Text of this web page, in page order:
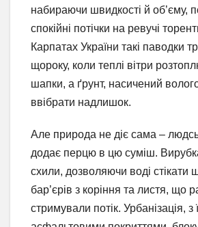
набираючи швидкості й об’єму,
спокійні потічки на ревучі
Карпатах України такі паводки
щороку, коли теплі вітри
шапки, а ґрунт, насичений
ввібрати надлишок.
Але природа не діє сама –
додає перцю в цю суміш.
схили, дозволяючи воді стікати
бар’єрів з коріння та листя, що
стримували потік. Урбанізація, з